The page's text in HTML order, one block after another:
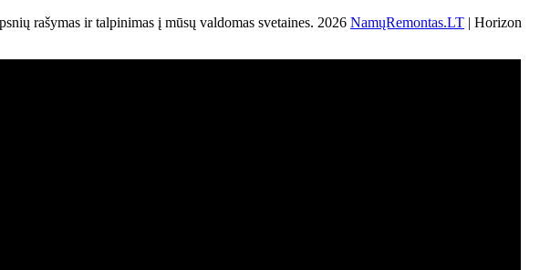
rašymas ir talpinimas į mūsų valdomas svetaines. 2026 NamųRemontas.LT | Horizon